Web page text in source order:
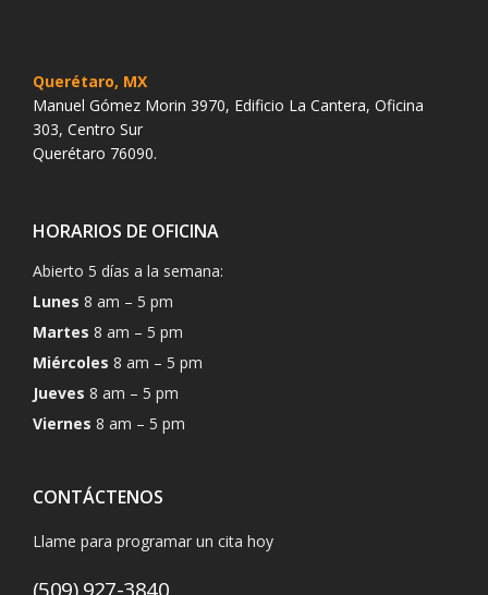
Querétaro, MX
Manuel Gómez Morin 3970, Edificio La Cantera, Oficina
303, Centro Sur
Querétaro 76090.
HORARIOS DE OFICINA
Abierto 5 días a la semana:
Lunes 8 am – 5 pm
Martes 8 am – 5 pm
Miércoles 8 am – 5 pm
Jueves 8 am – 5 pm
Viernes 8 am – 5 pm
CONTÁCTENOS
Llame para programar un cita hoy
(509) 927-3840